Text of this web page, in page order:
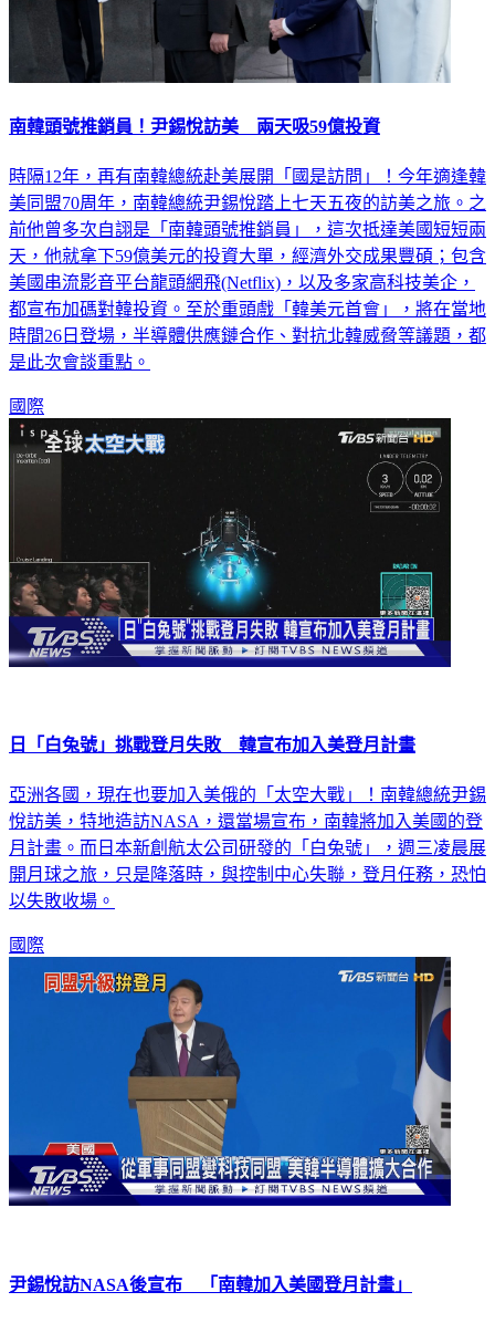
南韓頭號推銷員！尹錫悅訪美 兩天吸59億投資
時隔12年，再有南韓總統赴美展開「國是訪問」！今年適逢韓
美同盟70周年，南韓總統尹錫悅踏上七天五夜的訪美之旅。之
前他曾多次自詡是「南韓頭號推銷員」，這次抵達美國短短兩
天，他就拿下59億美元的投資大單，經濟外交成果豐碩；包含
美國串流影音平台龍頭網飛(Netflix)，以及多家高科技美企，
都宣布加碼對韓投資。至於重頭戲「韓美元首會」，將在當地
時間26日登場，半導體供應鏈合作、對抗北韓威脅等議題，都
是此次會談重點。
國際
日「白兔號」挑戰登月失敗 韓宣布加入美登月計畫
亞洲各國，現在也要加入美俄的「太空大戰」！南韓總統尹錫
悅訪美，特地造訪NASA，還當場宣布，南韓將加入美國的登
月計畫。而日本新創航太公司研發的「白兔號」，週三凌晨展
開月球之旅，只是降落時，與控制中心失聯，登月任務，恐怕
以失敗收場。
國際
尹錫悅訪NASA後宣布 「南韓加入美國登月計畫」